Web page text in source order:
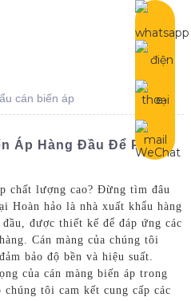
cán biến áp
Áp Hàng Đầu Để Phân
chất lượng cao? Đừng tìm đâu
Hoàn hảo là nhà xuất khẩu hàng
được thiết kế để đáp ứng các
Cán màng của chúng tôi
bảo độ bền và hiệu suất.
của cán màng biến áp trong
tôi cam kết cung cấp các